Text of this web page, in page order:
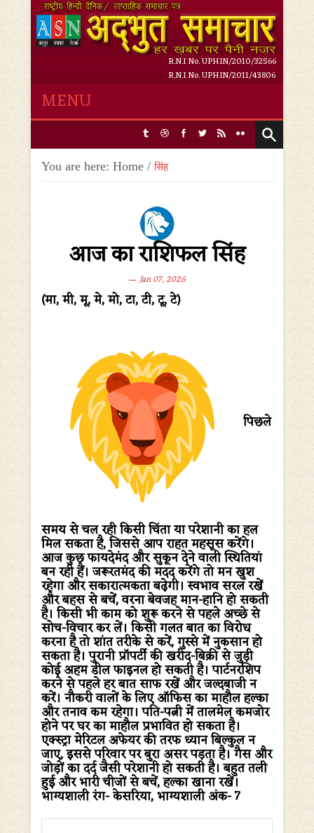
R.N.I No. UPHIN/2010/32566
R.N.I No. UPHIN/2011/43806
MENU
You are here: Home / सिंह
आज का राशिफल सिंह
Jan 07, 2026
(मा, मी, मू, मे, मो, टा, टी, टू, टे)
पिछले
समय से चल रही किसी चिंता या परेशानी का हल
मिल सकता है, जिससे आप राहत महसूस करेंगे।
आज कुछ फायदेमंद और सुकून देने वाली स्थितियां
बन रही हैं। जरूरतमंद की मदद करेंगे तो मन खुश
रहेगा और सकारात्मकता बढ़ेगी। स्वभाव सरल रखें
और बहस से बचें, वरना बेवजह मान-हानि हो सकती
है। किसी भी काम को शुरू करने से पहले अच्छे से
सोच-विचार कर लें। किसी गलत बात का विरोध
करना है तो शांत तरीके से करें, गुस्से में नुकसान हो
सकता है। पुरानी प्रॉपर्टी की खरीद-बिक्री से जुड़ी
कोई अहम डील फाइनल हो सकती है। पार्टनरशिप
करने से पहले हर बात साफ रखें और जल्दबाजी न
करें। नौकरी वालों के लिए ऑफिस का माहौल हल्का
और तनाव कम रहेगा। पति-पत्नी में तालमेल कमजोर
होने पर घर का माहौल प्रभावित हो सकता है।
एक्स्ट्रा मेरिटल अफेयर की तरफ ध्यान बिल्कुल न
जाए, इससे परिवार पर बुरा असर पड़ता है। गैस और
जोड़ों का दर्द जैसी परेशानी हो सकती है। बहुत तली
हुई और भारी चीजों से बचें, हल्का खाना रखें।
भाग्यशाली रंग-केसरिया,भाग्यशाली अंक-7